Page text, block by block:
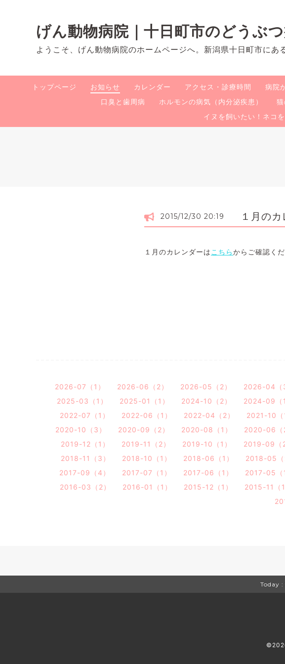
げん動物病院｜十日町市のどうぶ
ようこそ、げん動物病院のホームページへ。新潟県十日町市にあ
トップページ お知らせ カレンダー アクセス・診療時間 病院
口臭と歯周病
ホルモンの病気（内分泌疾患）
イヌを飼いたい！ネコ
2015/12/30 20:19 １月のカ
１月のカレンダーは こちらからご確認く
2026-07（1） 2026-06（2） 2026-05（2） 2026-04（3
2025-03（1）
2025-01（1） 2024-10（2） 2024-09（1
2022-07（1）
2022-06（1） 2022-04（2） 2021-10（
2020-10（3）
2020-09（2） 2020-08（1） 2020-06（
2019-12（1）
2019-11（2） 2019-10（1） 2019-09（2
2018-11（3）
2018-10（1） 2018-06（1） 2018-05（
2017-09（4）
2017-07（1） 2017-06（1） 2017-05（1
2016-03（2）
2016-01（1） 2015-12（1） 2015-11（1
Today :